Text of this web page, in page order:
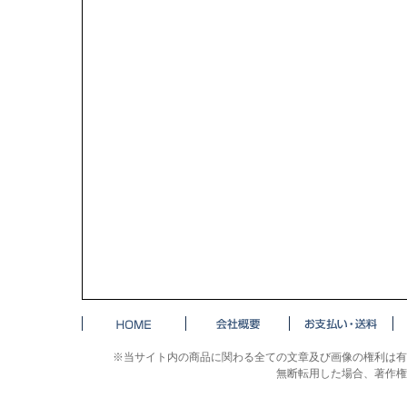
※当サイト内の商品に関わる全ての文章及び画像の権利は
無断転用した場合、著作